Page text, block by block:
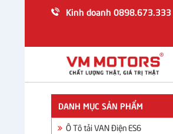
Kinh doanh
DANH MỤC SẢN PHẨM
Ô Tô tải VAN Điện ES6
Ô Tô Tải VAN Điện ES6